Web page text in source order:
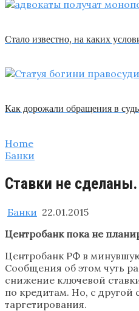
Стало известно, на каких
Как дорожали обращения в
Home
Банки
Ставки не сделаны.
Банки 22.01.2015
Центробанк пока не
Центробанк РФ в
Сообщения об этом чуть
снижение ключевой
по кредитам. Но, с
таргетирования.